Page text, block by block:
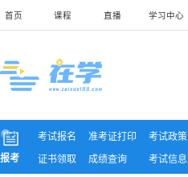
首页 课程 直播 学习中心
报考
考试报名
证书领取
准考证打印
成绩查询
考试政策
考试信息